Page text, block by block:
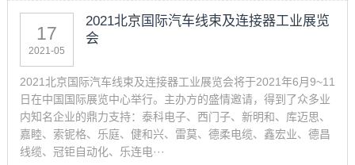
17
2021-05
2021北京国际汽车线束及连接器工业展览
会
2021北京国际汽车线束及连接器工业展览会将于2021年6月9~11
日在中国国际展览中心举行。主办方的盛情邀请，得到了众多业
内知名企业的鼎力支持：泰科电子、西门子、新明和、库迈思、
嘉睦、索铌格、乐庭、健和兴、雷莫、德柔电缆、鑫宏业、德昌
线缆、冠钜自动化、乐连电···